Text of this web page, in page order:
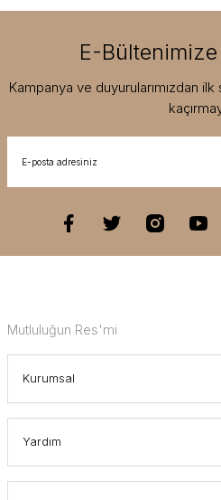
E-Bültenimize
Kampanya ve duyurularımızdan ilk
Mutluluğun Res'mi
Kurumsal
Yardım